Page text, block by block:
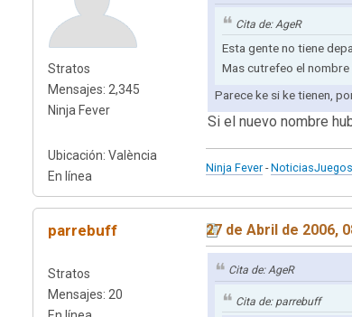
Stratos
Mensajes: 2,345
Ninja Fever
Ubicación: València
En línea
Cita de: AgeR
Esta gente no tiene
Mas cutrefeo el nombre
Parece ke si ke tienen,
Si el nuevo nombre
Ninja Fever -NoticiasJuegos
parrebuff
Stratos
Mensajes: 20
27 de Abril de 2006,
Cita de: AgeR
Cita de: parrebuff